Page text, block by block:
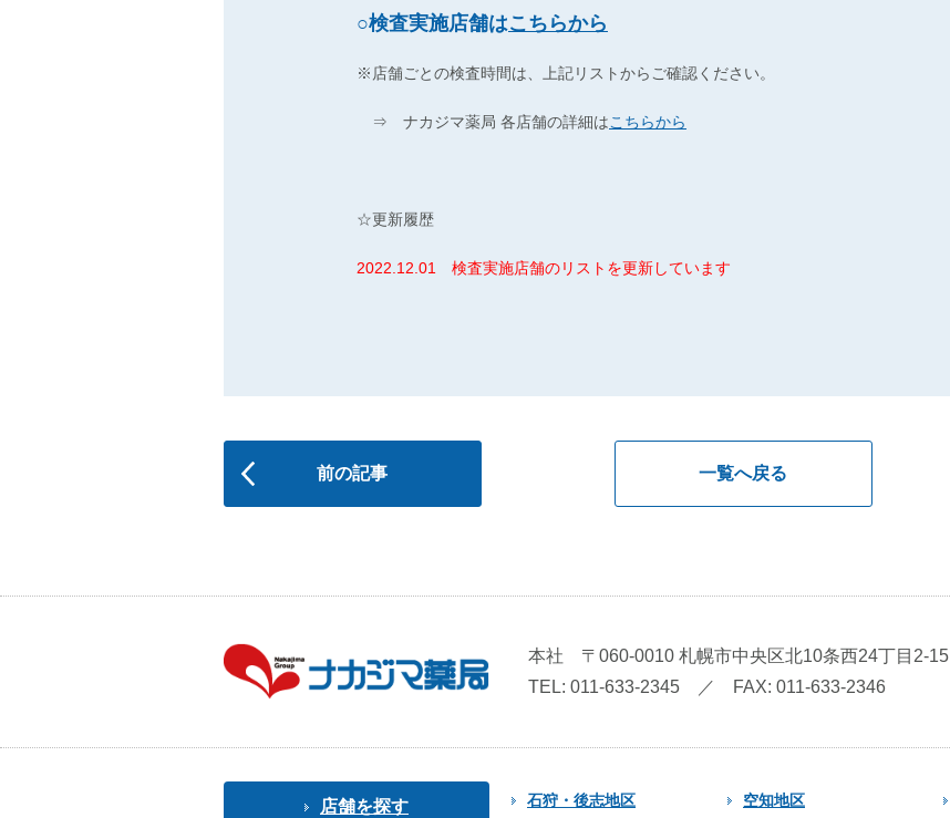
○検査実施店舗はこちらから
※店舗ごとの検査時間は、上記リストからご確認ください。
⇒ ナカジマ薬局 各店舗の詳細はこちらから
☆更新履歴
2022.12.01 検査実施店舗のリストを更新しています
前の記事 一覧へ戻る
本社 〒060-0010 札幌市中央区北10条西24丁目2-15
TEL: 011-633-2345 ／ FAX: 011-633-2346
店舗を探す 石狩・後志地区 空知地区